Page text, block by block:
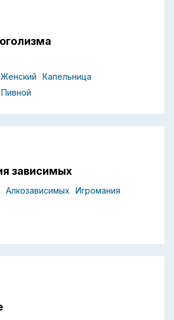
Женский
Капельница
Пивной
зависимых
Алкозависимых Игромания